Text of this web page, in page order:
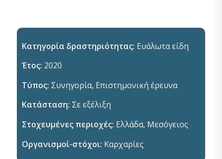
Κατηγορία δραστηριότητας: Ευάλωτα είδη
Έτος: 2020
Τύπος: Συνηγορία, Επιστημονική έρευνα
Κατάσταση: Σε εξέλιξη
Στοχευμένες περιοχές: Ελλάδα, Μεσόγειος
Οργανισμοί-στόχοι: Καρχαρίες